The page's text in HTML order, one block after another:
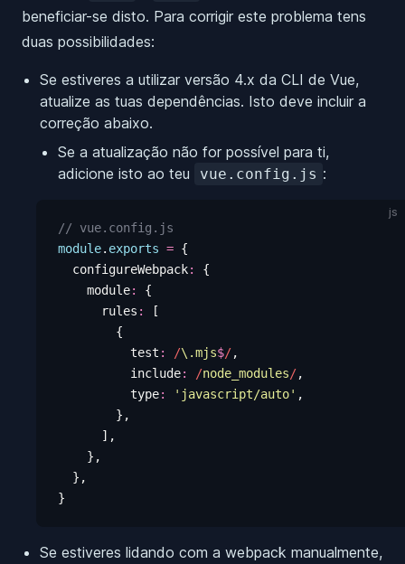
beneficiar-se disto. Para corrigir este problema tens
duas possibilidades:
Se estiveres a utilizar versão 4.x da CLI de Vue,
atualize as tuas dependências. Isto deve incluir a
correção abaixo.
Se a atualização não for possível para ti,
adicione isto ao teu
vue.config.js :
js
// vue.config.js
module. exports = {
  configureWebpack
:
{
    module
:
{
      rules
:
[
        {
          test
: /\.mjs$/,
          include
: /node_modules/,
          type
: ' javascript/auto' ,
        },
      ],
    },
  },
}
Se estiveres lidando com a webpack manualmente,